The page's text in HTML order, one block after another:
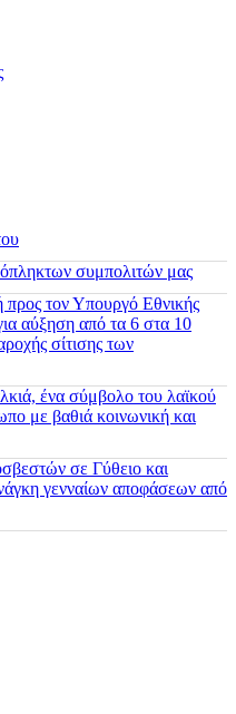
συμπολιτών μας
προς τον Υπουργό Εθνικής
αύξηση από τα 6 στα 10
σίτισης των
ένα σύμβολο του λαϊκού
με βαθιά κοινωνική και
σε Γύθειο και
γενναίων αποφάσεων από